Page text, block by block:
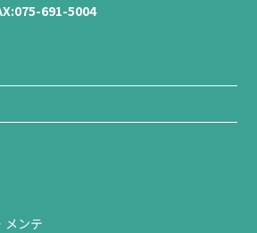
691-5004
メンテ